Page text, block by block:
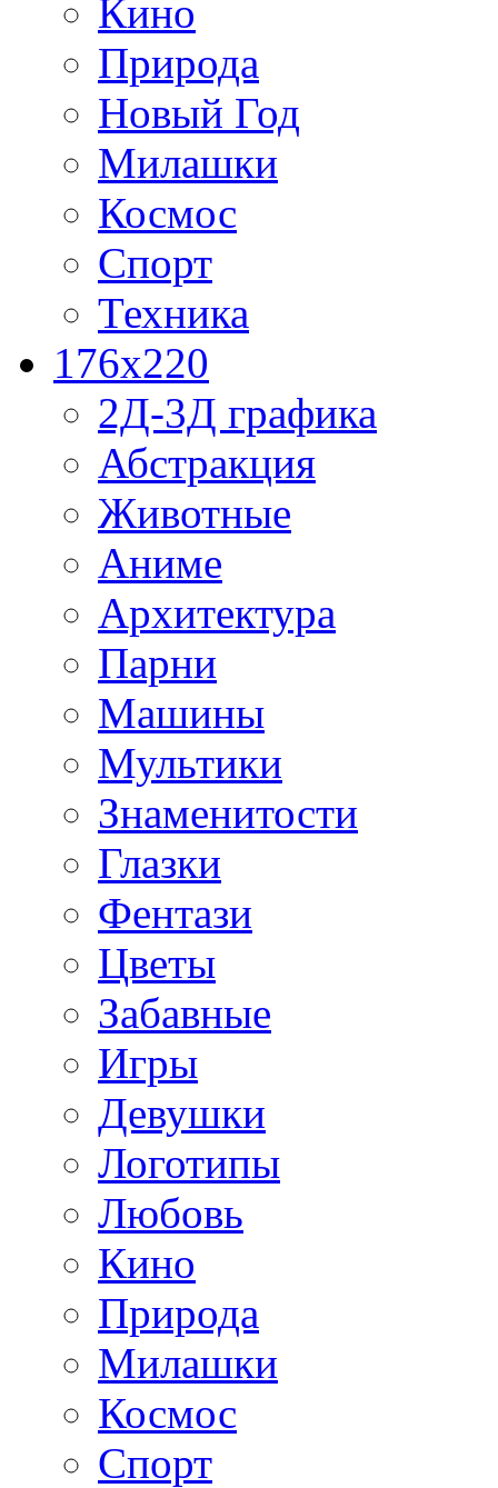
Кино
Природа
Новый Год
Милашки
Космос
Спорт
Техника
176x220
2Д-3Д графика
Абстракция
Животные
Аниме
Архитектура
Парни
Машины
Мультики
Знаменитости
Глазки
Фентази
Цветы
Забавные
Игры
Девушки
Логотипы
Любовь
Кино
Природа
Милашки
Космос
Спорт